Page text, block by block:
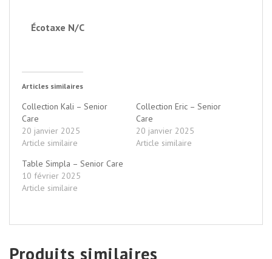
Écotaxe N/C
Articles similaires
Collection Kali – Senior
Care
20 janvier 2025
Article similaire
Collection Eric – Senior
Care
20 janvier 2025
Article similaire
Table Simpla – Senior Care
10 février 2025
Article similaire
Produits similaires